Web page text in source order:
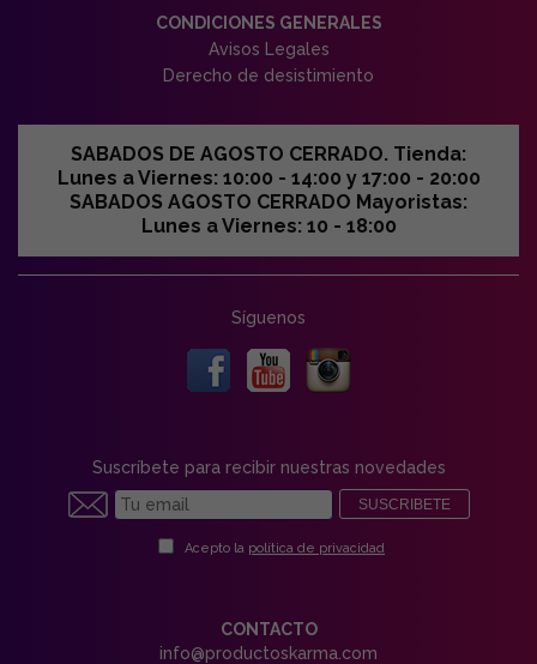
CONDICIONES GENERALES
Avisos Legales
Derecho de desistimiento
SABADOS DE AGOSTO CERRADO. Tienda:
Lunes a Viernes: 10:00 - 14:00 y 17:00 - 20:00
SABADOS AGOSTO CERRADO Mayoristas:
Lunes a Viernes: 10 - 18:00
Síguenos
Suscríbete para recibir nuestras novedades
SUSCRIBETE
Acepto la política de privacidad
CONTACTO
info@productoskarma.com